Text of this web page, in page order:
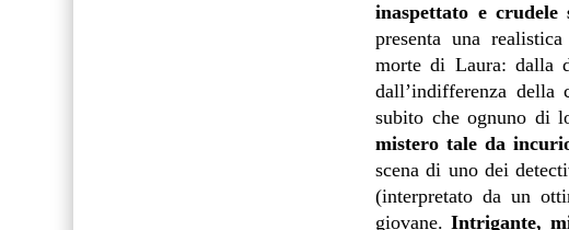
inaspettato e
presenta una
morte di Laura: dalla
dall’indifferenza della
subito che ognuno di
mistero tale da
scena di uno dei
(interpretato da un
giovane. Intrigante,